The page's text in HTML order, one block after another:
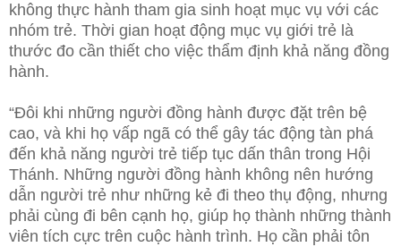
không thực hành tham gia sinh hoạt mục vụ với các
nhóm trẻ. Thời gian hoạt động mục vụ giới trẻ là
thước đo cần thiết cho việc thẩm định khả năng đồng
hành.
“Đôi khi những người đồng hành được đặt trên bệ
cao, và khi họ vấp ngã có thể gây tác động tàn phá
đến khả năng người trẻ tiếp tục dấn thân trong Hội
Thánh. Những người đồng hành không nên hướng
dẫn người trẻ như những kẻ đi theo thụ động, nhưng
phải cùng đi bên cạnh họ, giúp họ thành những thành
viên tích cực trên cuộc hành trình. Họ cần phải tôn